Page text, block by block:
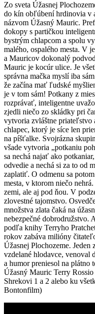
Zo sveta Úžasnej
do kín obľúbení hrdinovia v
názvom Úžasný Mauric.
dokopy s partičkou
bystrým chlapcom a spolu
malého, ospalého mesta. V
a Mauricov dokonalý
Mauric je kocúr ulice. Je
správna mačka myslí iba
že začína mať ľudské
je v tom sám! Potkany z
rozprávať, inteligentne
zjedli niečo zo skládky pri
vytvoria zvláštne priateľstvo
chlapec, ktorý je síce len
na píšťalke. Svojrázna
všade vytvoria „potkaniu
sa nechá najať ako
odvedie a nechá si za to od
zaplatiť. O odmenu sa
mesta, v ktorom niečo
zemi, ale aj pod ňou. V
zlovestné tajomstvo.
množstva zlata čaká na
nebezpečné
podľa knihy Terryho
rokov zabáva milióny
Úžasnej Plochozeme.
vzdelané hlodavce, venoval
a humor preniesol na plátno
Úžasný Mauric Terry
Shrekovi 1 a 2 alebo ku
Bontonfilm)